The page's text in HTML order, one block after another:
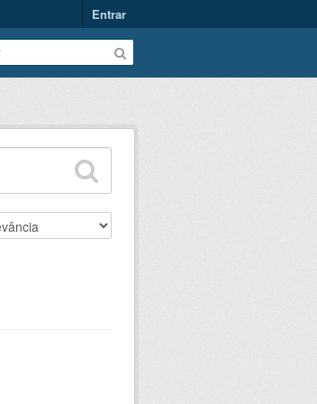
Entrar